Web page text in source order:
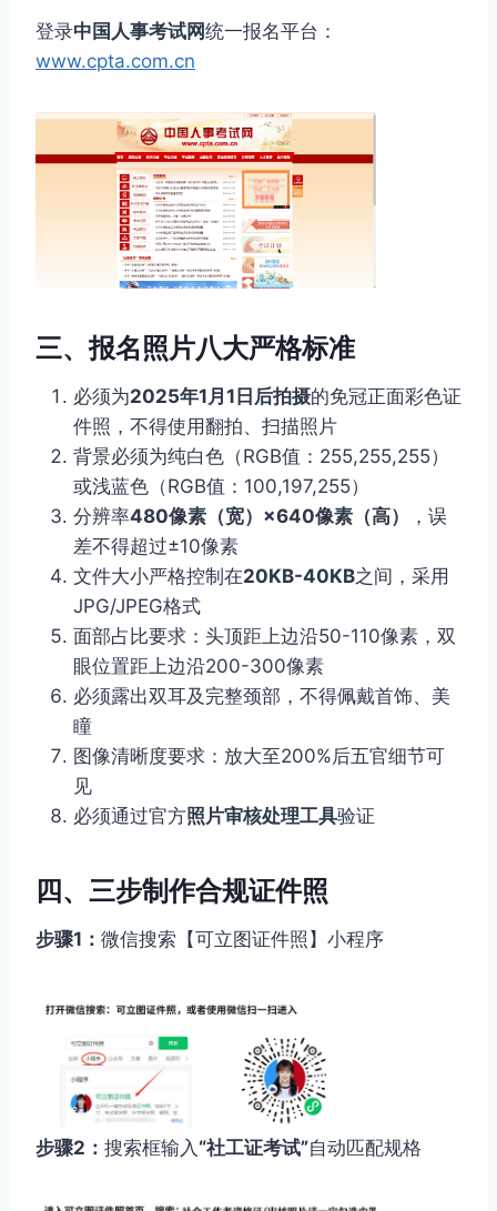
登录中国人事考试网统一报名平台：
www.cpta.com.cn
三、报名照片八大严格标准
必须为2025年1月1日后拍摄的免冠正面彩色证
件照，不得使用翻拍、扫描照片
背景必须为纯白色（RGB值：255,255,255）
或浅蓝色（RGB值：100,197,255）
分辨率480像素（宽）×640像素（高）
，误
差不得超过±10像素
文件大小严格控制在20KB-40KB之间，采用
JPG/JPEG格式
面部占比要求：头顶距上边沿50-110像素，双
眼位置距上边沿200-300像素
必须露出双耳及完整颈部，不得佩戴首饰、美
瞳
图像清晰度要求：放大至200%后五官细节可
见
必须通过官方照片审核处理工具验证
四、三步制作合规证件照
步骤1： 微信搜索【可立图证件照】小程序
步骤2： 搜索框输入 “社工证考试”自动匹配规格